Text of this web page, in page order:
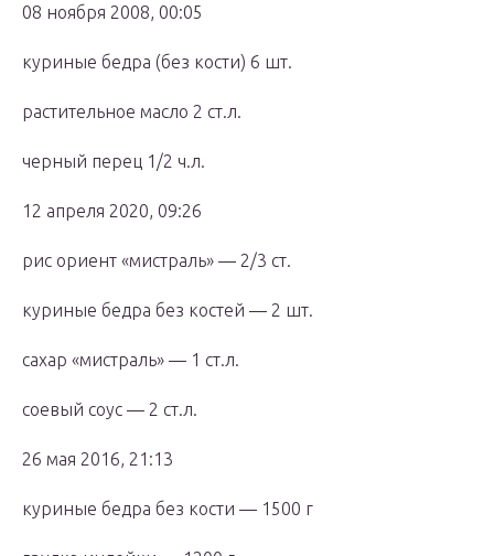
08 ноября 2008, 00:05
куриные бедра (без кости) 6 шт.
растительное масло 2 ст.л.
черный перец 1/2 ч.л.
12 апреля 2020, 09:26
рис ориент «мистраль» — 2/3 ст.
куриные бедра без костей — 2 шт.
сахар «мистраль» — 1 ст.л.
соевый соус — 2 ст.л.
26 мая 2016, 21:13
куриные бедра без кости — 1500 г